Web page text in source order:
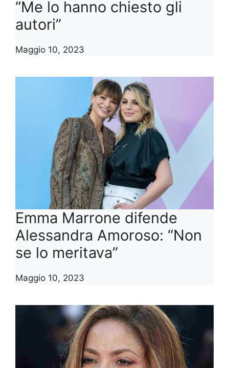
“Me lo hanno chiesto gli
autori”
Maggio 10, 2023
Emma Marrone difende
Alessandra Amoroso: “Non
se lo meritava”
Maggio 10, 2023